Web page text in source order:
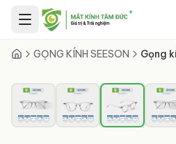
Chuyển đến nội dung chính
GỌNG KÍNH SEESON